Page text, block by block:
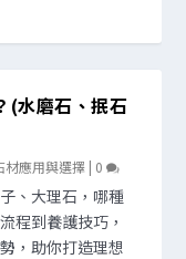
(水磨石、抿石
材應用與選擇 | 0
、大理石，哪種
程到養護技巧，
，助你打造理想